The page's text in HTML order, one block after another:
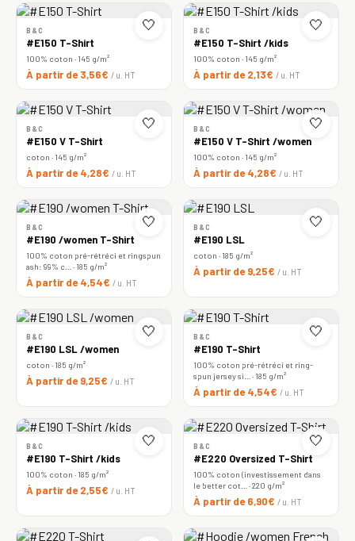
🤍
B&C
#E150 T-Shirt
100% coton · 145 g/m²
À partir de 3,56€ / u. HT
🤍
B&C
#E150 T-Shirt /kids
100% coton · 145 g/m²
À partir de 2,13€ / u. HT
🤍
B&C
#E150 V T-Shirt
coton · 145 g/m²
À partir de 4,28€ / u. HT
🤍
B&C
#E150 V T-Shirt /women
100% coton · 145 g/m²
À partir de 4,28€ / u. HT
🤍
B&C
#E190 /women T-Shirt
100% coton pré-rétréci et ringspun
ash: 99% c… · 185 g/m²
À partir de 4,54€ / u. HT
🤍
B&C
#E190 LSL
coton · 185 g/m²
À partir de 9,25€ / u. HT
🤍
B&C
#E190 LSL /women
coton · 185 g/m²
À partir de 9,25€ / u. HT
🤍
B&C
#E190 T-Shirt
100% coton pré-rétréci et ring-
spun jersey si… · 185 g/m²
À partir de 4,54€ / u. HT
🤍
B&C
#E190 T-Shirt /kids
100% coton · 185 g/m²
À partir de 2,55€ / u. HT
🤍
B&C
#E220 Oversized T-Shirt
100% coton (investissement dans
le better cot… · 220 g/m²
À partir de 6,90€ / u. HT